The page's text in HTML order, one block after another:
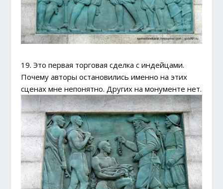
19. Это первая торговая сделка с индейцами.
Почему авторы остановились именно на этих
сценах мне непонятно. Других на монументе нет.